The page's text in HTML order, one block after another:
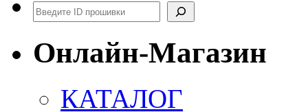
Поиск
Онлайн-Магазин
КАТАЛОГ